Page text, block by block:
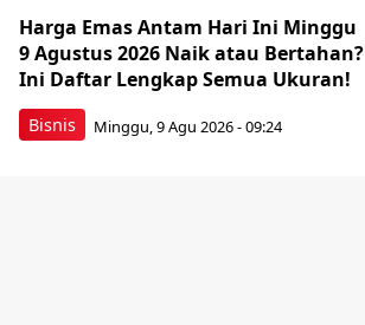
Bisnis
Harga Emas Antam Hari Ini Minggu
9 Agustus 2026 Naik atau Bertahan?
Ini Daftar Lengkap Semua Ukuran!
Minggu, 9 Agu 2026 - 09:24